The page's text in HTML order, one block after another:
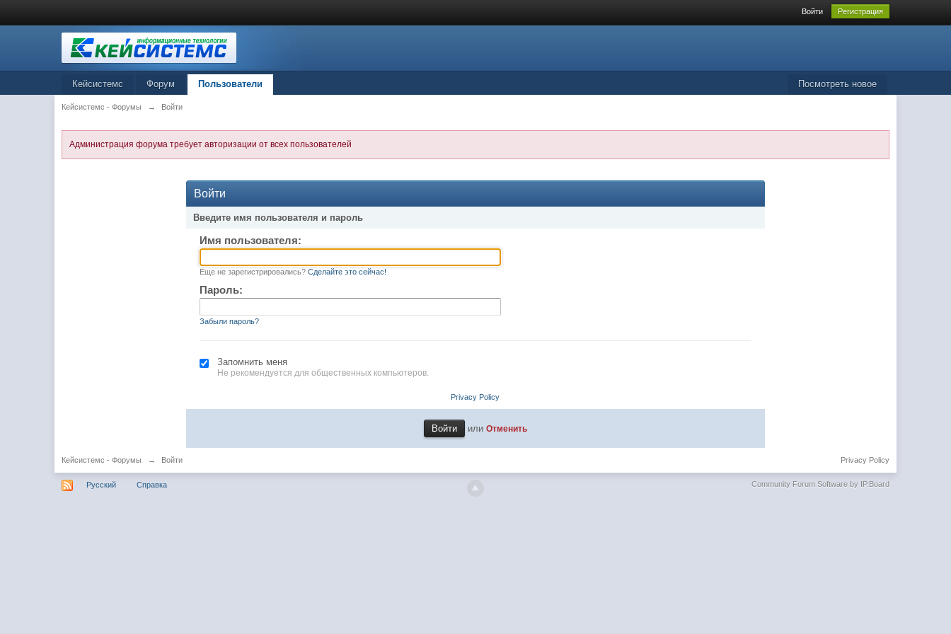
Войти Регистрация
Посмотреть новое
Кейсистемс Форум Пользователи
Кейсистемс - Форумы → Войти
Администрация форума требует авторизации от всех пользователей
Войти
Введите имя пользователя и пароль
Имя пользователя:
Еще не зарегистрировались? Сделайте это сейчас!
Пароль:
Забыли пароль?
Запомнить меня
Не рекомендуется для общественных компьютеров.
Privacy Policy
или Отменить
Кейсистемс - Форумы → Войти Privacy Policy
Русский Справка Community Forum Software by IP.Board